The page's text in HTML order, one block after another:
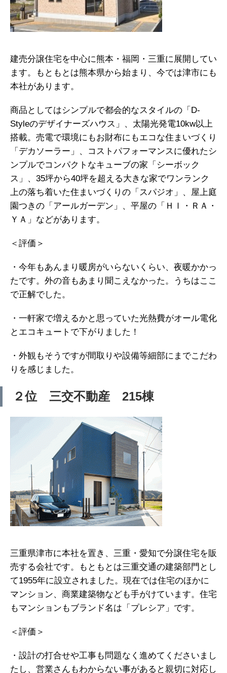
建売分譲住宅を中心に熊本・福岡・三重に展開してい
ます。もともとは熊本県から始まり、今では津市にも
本社があります。
商品としてはシンプルで都会的なスタイルの「D-
Styleのデザイナーズハウス」、太陽光発電10kw以上
搭載。売電で環境にもお財布にもエコな住まいづくり
「デカソーラー」、コストパフォーマンスに優れたシ
ンプルでコンパクトなキューブの家「シーボック
ス」、35坪から40坪を超える大きな家でワンランク
上の落ち着いた住まいづくりの「スパジオ」、屋上庭
園つきの「アールガーデン」、平屋の「ＨＩ・ＲＡ・
ＹＡ」などがあります。
＜評価＞
・今年もあんまり暖房がいらないくらい、夜暖かかっ
たです。外の音もあまり聞こえなかった。うちはここ
で正解でした。
・一軒家で増えるかと思っていた光熱費がオール電化
とエコキュートで下がりました！
・外観もそうですが間取りや設備等細部にまでこだわ
りを感じました。
２位 三交不動産 215棟
三重県津市に本社を置き、三重・愛知で分譲住宅を販
売する会社です。もともとは三重交通の建築部門とし
て1955年に設立されました。現在では住宅のほかに
マンション、商業建築物なども手がけています。住宅
もマンションもブランド名は「プレシア」です。
＜評価＞
・設計の打合せや工事も問題なく進めてくださいまし
たし、営業さんもわからない事があると親切に対応し